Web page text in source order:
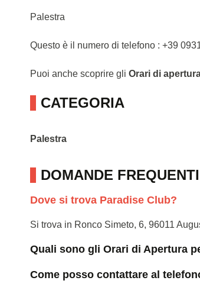
Palestra
Questo è il numero di telefono : +39
Puoi anche scoprire gli Orari di
CATEGORIA
Palestra
DOMANDE
Dove si trova Paradise Club?
Si trova in Ronco Simeto, 6, 96011
Quali sono gli Orari di Apertura
Come posso contattare al